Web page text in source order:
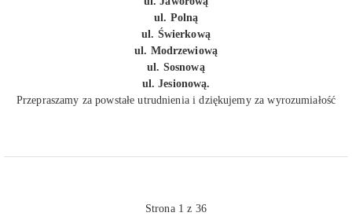
ul. Polną
ul. Świerkową
ul. Modrzewiową
ul. Sosnową
ul. Jesionową.
Przepraszamy za powstałe utrudnienia i dziękujemy za wyrozumiałość
Strona 1 z 36